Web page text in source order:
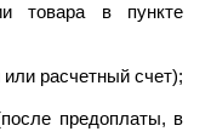
товара в пункте
расчетный счет);
предоплаты, в